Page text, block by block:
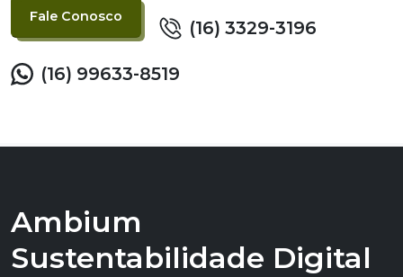
Fale Conosco
(16) 3329-3196
(16) 99633-8519
Ambium
Sustentabilidade Digital